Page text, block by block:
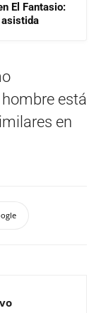
El Fantasio:
está
en